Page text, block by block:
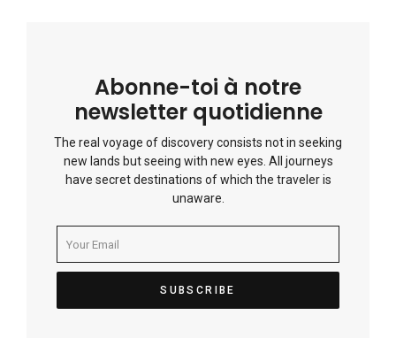
Abonne-toi à notre
newsletter quotidienne
The real voyage of discovery consists not in seeking
new lands but seeing with new eyes. All journeys
have secret destinations of which the traveler is
unaware.